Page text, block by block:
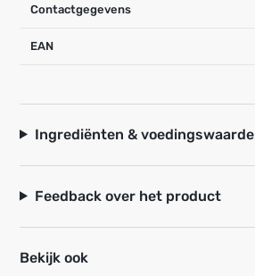
Contactgegevens
EAN
Ingrediënten & voedingswaarde
Feedback over het product
Bekijk ook